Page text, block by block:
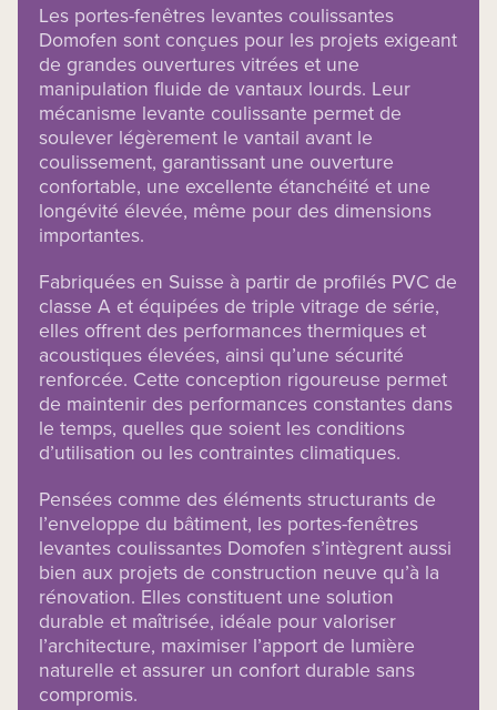
Les portes-fenêtres levantes coulissantes
Domofen sont conçues pour les projets exigeant
de grandes ouvertures vitrées et une
manipulation fluide de vantaux lourds. Leur
mécanisme levante coulissante permet de
soulever légèrement le vantail avant le
coulissement, garantissant une ouverture
confortable, une excellente étanchéité et une
longévité élevée, même pour des dimensions
importantes.
Fabriquées en Suisse à partir de profilés PVC de
classe A et équipées de triple vitrage de série,
elles offrent des performances thermiques et
acoustiques élevées, ainsi qu’une sécurité
renforcée. Cette conception rigoureuse permet
de maintenir des performances constantes dans
le temps, quelles que soient les conditions
d’utilisation ou les contraintes climatiques.
Pensées comme des éléments structurants de
l’enveloppe du bâtiment, les portes-fenêtres
levantes coulissantes Domofen s’intègrent aussi
bien aux projets de construction neuve qu’à la
rénovation. Elles constituent une solution
durable et maîtrisée, idéale pour valoriser
l’architecture, maximiser l’apport de lumière
naturelle et assurer un confort durable sans
compromis.